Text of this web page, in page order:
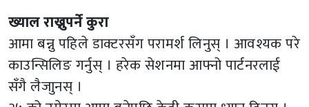
ख्याल राख्नुपर्ने कुरा
आमा बन्नु पहिले डाक्टरसँग परामर्श लिनुस् । आवश्यक परे
काउन्सिलिङ गर्नुस् । हरेक सेशनमा आफ्नो पार्टनरलाई
सँगै लैजाुनस् ।